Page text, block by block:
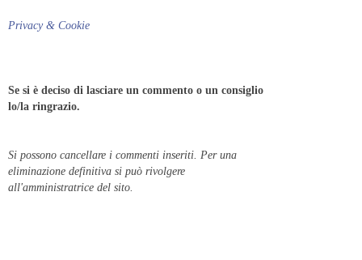
Privacy & Cookie
Se si è deciso di lasciare un commento o un consiglio
lo/la ringrazio.
Si possono cancellare i commenti inseriti. Per una
eliminazione definitiva si può rivolgere
all'amministratrice del sito.